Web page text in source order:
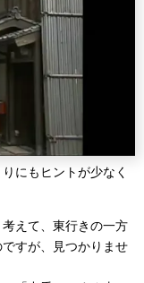
にもヒントが少なく
えて、東行きの一方
すが、見つかりませ